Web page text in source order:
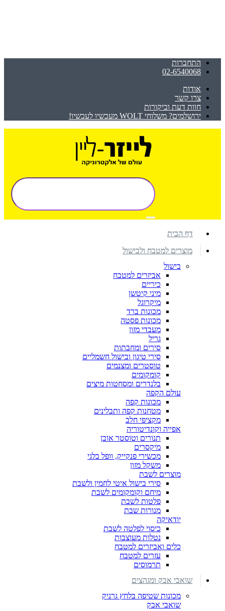
התחברות
02-6540068
אודות
צרו קשר
חוות דעת וביקורות
ירושלמים? משלוחי WOLT מעכשיו לעכשיו!
דף הבית
מוצרים למטבח ולבישול
בישול
אביזרים למטבח
כיריים
מיני קיטשן
מיקרוגל
מכונות ברד
מכונות פסטה
מעבדי מזון
גריל
סירים ומחבתות
סירי טיגון ובישול חשמליים
טוסטרים ומצנמים
קומקומים
בלנדרים ומסחטות מיצים
עולם הקפה
מכונות קפה
מטחנות קפה ותבלינים
מקציפי חלב
אפייה וקונדיטוריה
תנורים וטוסטר אובן
מיקסרים
מכשירי פנקייק, וופל בלגי
משקל מזון
מוצרים לשבת
סירי בישול איטי לחמין ולשבת
מיחם וקומקומים לשבת
פלטות לשבת
מנורות שבת
יודאיקה
כיסוי לפלטה לשבת
נטלות מעוצבות
כלים ואביזרים למטבח
עזרים למטבח
תרמוסים
שואבי אבק ומגהצים
מכונות שטיפה בלחץ גרניק
שואבי אבק